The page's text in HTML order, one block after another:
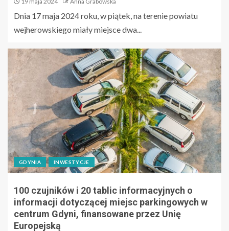
Dnia 17 maja 2024 roku, w piątek, na terenie powiatu
wejherowskiego miały miejsce dwa...
GDYNIA INWESTYCJE
100 czujników i 20 tablic informacyjnych o
informacji dotyczącej miejsc parkingowych w
centrum Gdyni, finansowane przez Unię
Europejską